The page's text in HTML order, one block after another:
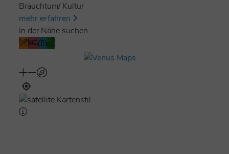
Brauchtum/ Kultur
mehr erfahren
In der Nähe suchen